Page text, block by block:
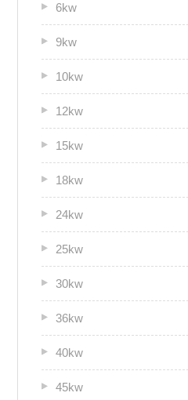
6kw
9kw
10kw
12kw
15kw
18kw
24kw
25kw
30kw
36kw
40kw
45kw